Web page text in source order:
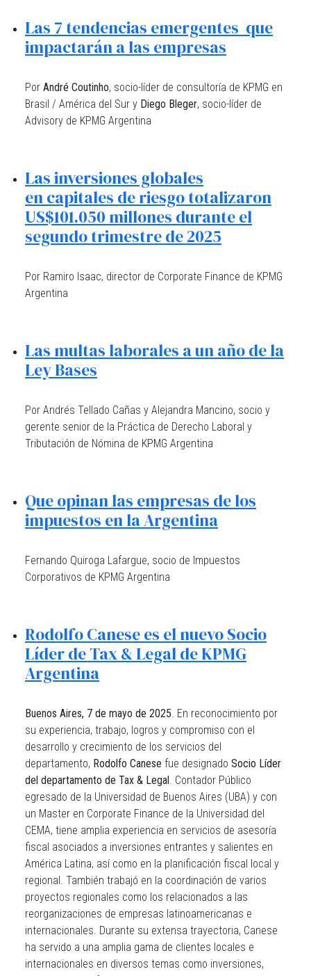
Las 7 tendencias emergentes que
impactarán a las empresas
Por André Coutinho, socio-líder de consultoría de KPMG en
Brasil / América del Sur y Diego Bleger, socio-líder de
Advisory de KPMG Argentina
Las inversiones globales
en capitales de riesgo totalizaron
US$101.050 millones durante el
segundo trimestre de 2025
Por Ramiro Isaac, director de Corporate Finance de KPMG
Argentina
Las multas laborales a un año de la
Ley Bases
Por Andrés Tellado Cañas y Alejandra Mancino, socio y
gerente senior de la Práctica de Derecho Laboral y
Tributación de Nómina de KPMG Argentina
Que opinan las empresas de los
impuestos en la Argentina
Fernando Quiroga Lafargue, socio de Impuestos
Corporativos de KPMG Argentina
Rodolfo Canese es el nuevo Socio
Líder de Tax & Legal de KPMG
Argentina
Buenos Aires, 7 de mayo de 2025. En reconocimiento por
su experiencia, trabajo, logros y compromiso con el
desarrollo y crecimiento de los servicios del
departamento, Rodolfo Canese fue designado Socio Líder
del departamento de Tax & Legal. Contador Público
egresado de la Universidad de Buenos Aires (UBA) y con
un Master en Corporate Finance de la Universidad del
CEMA, tiene amplia experiencia en servicios de asesoría
fiscal asociados a inversiones entrantes y salientes en
América Latina, así como en la planificación fiscal local y
regional. También trabajó en la coordinación de varios
proyectos regionales como los relacionados a las
reorganizaciones de empresas latinoamericanas e
internacionales.​ Durante su extensa trayectoria, Canese
ha servido a una amplia gama de clientes locales e
internacionales en diversos temas como inversiones,